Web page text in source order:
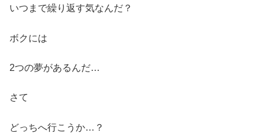
いつまで繰り返す気なんだ？
ボクには
2つの夢があるんだ…
さて
どっちへ行こうか…？